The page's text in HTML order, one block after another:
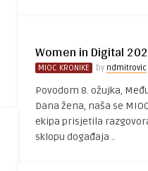
Women in Digital
MIOC KRONIKE by ndmitrovic
Povodom 8. ožujka,
Dana žena, naša se
ekipa prisjetila
sklopu događaja ..